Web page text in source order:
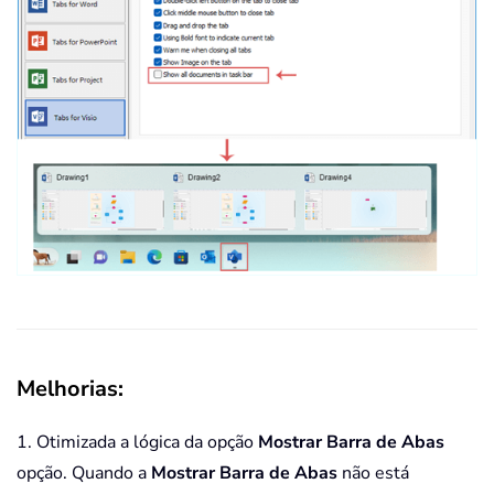
Melhorias:
1. Otimizada a lógica da opção Mostrar Barra de Abas
opção. Quando a Mostrar Barra de Abas não está